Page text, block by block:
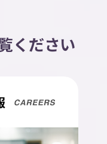
ください